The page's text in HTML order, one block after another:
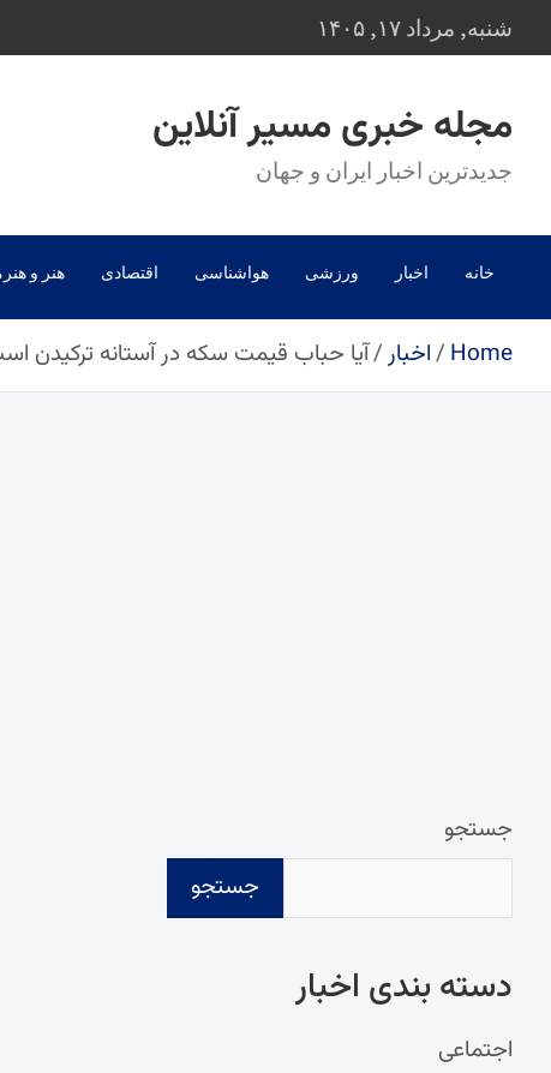
to
شنبه, مرداد ۱۷, ۱۴۰۵
مجله خبری مسیر آنلاین
جدیدترین اخبار ایران و جهان
خانه اخبار ورزشی هواشناسی اقتصادی هنر و
Home اخبار آیا حباب قیمت سکه در آستانه ترکیدن
جستجو
جستجو
دسته‌ بندی اخبار
اجتماعی